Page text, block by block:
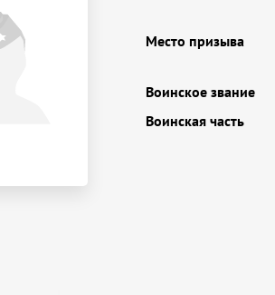
Место призыва
Воинское звание
Воинская часть